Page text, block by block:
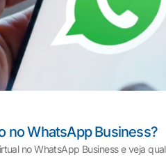
no WhatsApp Business?
no WhatsApp Business e veja